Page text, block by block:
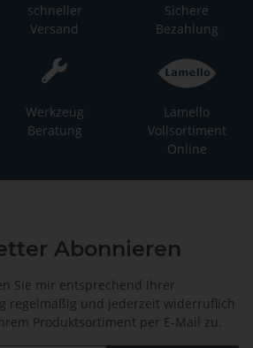
schneller
Versand
Sichere
Bezahlung
Werkzeug
Beratung
Lamello
Vollsortiment
Online
Abonnieren
Sie mir entsprechend Ihrer
regelmäßig und jederzeit widerruflich
Produktsortiment per E-Mail zu.